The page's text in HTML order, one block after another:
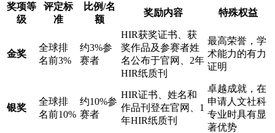
奖项等
级
评定标
准
比例/名
额
奖励内容 特殊权益
金奖
全球排
名前3%
约3%参
赛者
HIR获奖证书、获
奖作品及参赛者姓
名公布于官网、2年
HIR纸质刊
最高荣誉，学
术能力的有力
证明
银奖
全球排
名前10%
约10%参
赛者
HIR证书、姓名和
作品刊登在官网、1
年HIR纸质刊
卓越成就，在
申请人文社科
专业时具有显
著优势